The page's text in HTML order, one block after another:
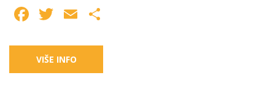
Facebook
Twitter
Email
VIŠE INFO